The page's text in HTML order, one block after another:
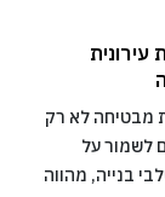
מבטיחה לא רק
לשמור על
בנייה, מהווה